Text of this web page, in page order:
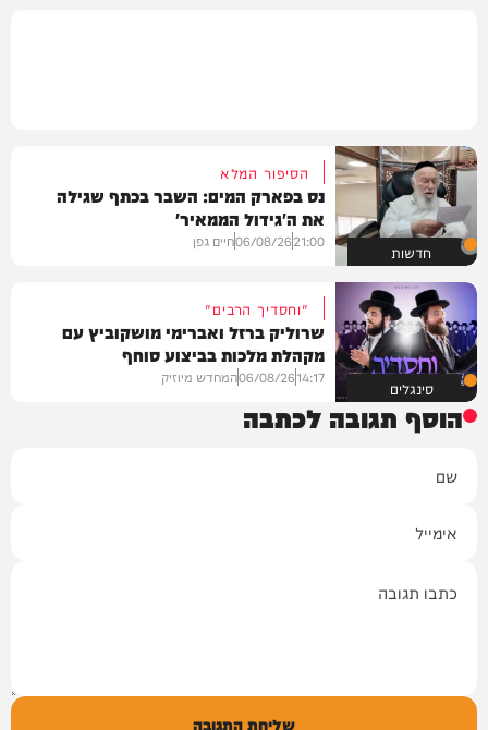
חדשות
הסיפור המלא
נס בפארק המים: השבר בכתף שגילה
את ה'גידול הממאיר'
21:00
06/08/26חיים גפן
סינגלים
"וחסדיך הרבים"
שרוליק ברזל ואברימי מושקוביץ עם
מקהלת מלכות בביצוע סוחף
14:17
06/08/26המחדש מיוזיק
הוסף תגובה לכתבה
שליחת התגובה